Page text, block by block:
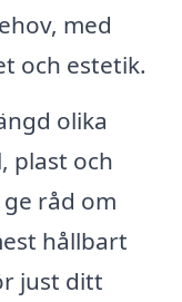
med
och estetik.
olika
plast och
råd om
hållbart
just ditt